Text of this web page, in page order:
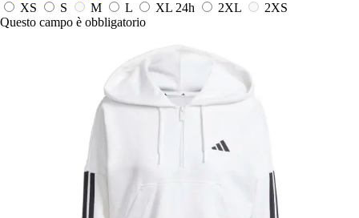
XS
S M L XL 24h 2XL
2XS
Questo campo è obbligatorio